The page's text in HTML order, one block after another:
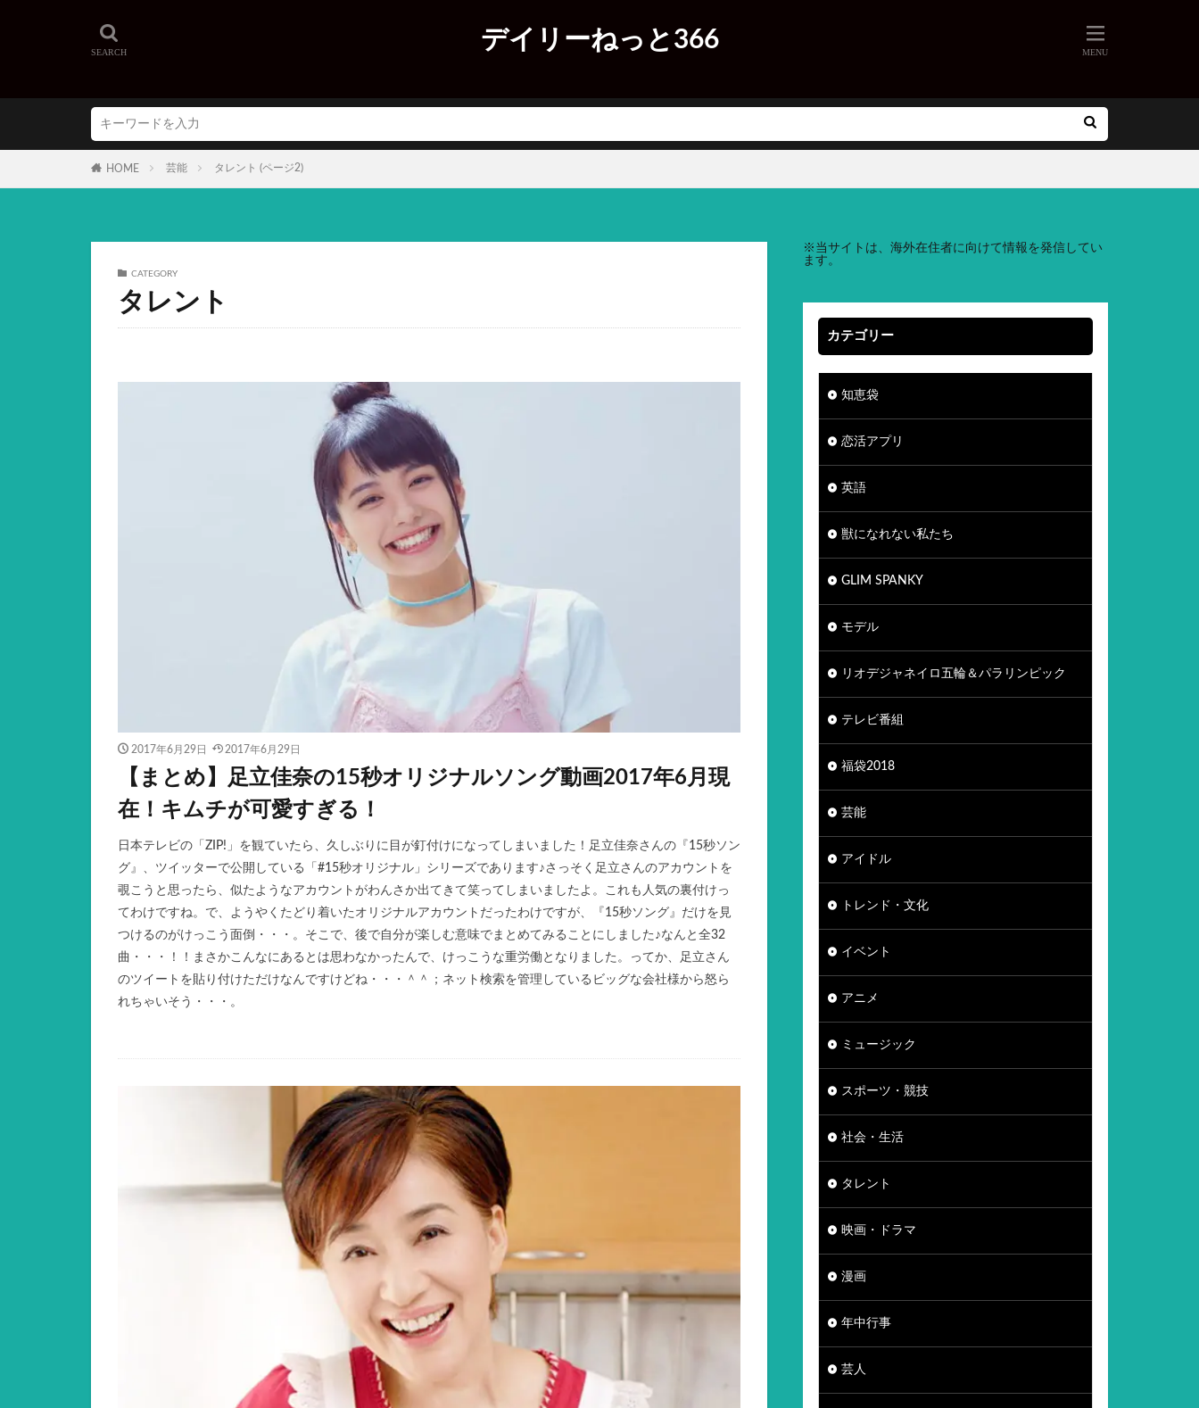
デイリーねっと366
HOME 芸能 タレント (ページ2)
CATEGORY
タレント
2017年6月29日 2017年6月29日
【まとめ】足立佳奈の15秒オリジナルソング動画2017年6月現
在！キムチが可愛すぎる！
日本テレビの「ZIP!」を観ていたら、久しぶりに目が釘付けになってしまいました！足立佳奈さんの『15秒ソン
グ』、ツイッターで公開している「#15秒オリジナル」シリーズであります♪さっそく足立さんのアカウントを
覗こうと思ったら、似たようなアカウントがわんさか出てきて笑ってしまいましたよ。これも人気の裏付けっ
てわけですね。で、ようやくたどり着いたオリジナルアカウントだったわけですが、『15秒ソング』だけを見
つけるのがけっこう面倒・・・。そこで、後で自分が楽しむ意味でまとめてみることにしました♪なんと全32
曲・・・！！まさかこんなにあるとは思わなかったんで、けっこうな重労働となりました。ってか、足立さん
のツイートを貼り付けただけなんですけどね・・・＾＾；ネット検索を管理しているビッグな会社様から怒ら
れちゃいそう・・・。
※ 当サイトは、海外在住者に向けて情報を発信してい
ます。
カテゴリー
知恵袋
恋活アプリ
英語
獣になれない私たち
GLIM SPANKY
モデル
リオデジャネイロ五輪＆パラリンピック
テレビ番組
福袋2018
芸能
アイドル
トレンド・文化
イベント
アニメ
ミュージック
スポーツ・競技
社会・生活
タレント
映画・ドラマ
漫画
年中行事
芸人